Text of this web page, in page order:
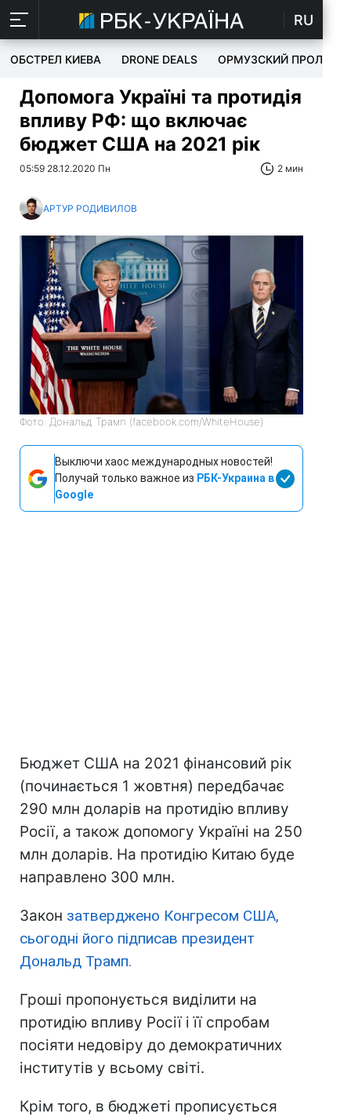
RU
ОБСТРЕЛ КИЕВА DRONE DEALS ОРМУЗСКИЙ ПРОЛИВ
Допомога Україні та протидія
впливу РФ: що включає
бюджет США на 2021 рік
05:59 28.12.2020 Пн 2 мин
АРТУР РОДИВИЛОВ
Фото: Дональд Трамп (facebook.com/WhiteHouse)
Выключи хаос международных новостей!
Получай только важное из РБК-Украина в
Google
Бюджет США на 2021 фінансовий рік
(починається 1 жовтня) передбачає
290 млн доларів на протидію впливу
Росії, а також допомогу Україні на 250
млн доларів. На протидію Китаю буде
направлено 300 млн.
Закон затверджено Конгресом США,
сьогодні його підписав президент
Дональд Трамп.
Гроші пропонується виділити на
протидію впливу Росії і її спробам
посіяти недовіру до демократичних
інститутів у всьому світі.
Крім того, в бюджеті прописується